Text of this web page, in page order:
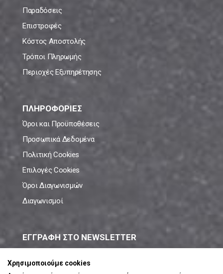
Παραδόσεις
Επιστροφές
Κόστος Αποστολής
Τρόποι Πληρωμής
Περιοχές Εξυπηρέτησης
ΠΛΗΡΟΦΟΡΙΕΣ
Όροι και Προϋποθέσεις
Προσωπικά Δεδομένα
Πολιτική Cookies
Επιλογές Cookies
Όροι Διαγωνισμών
Διαγωνισμοί
ΕΓΓΡΑΦΗ ΣΤΟ NEWSLETTER
Χρησιμοποιούμε cookies